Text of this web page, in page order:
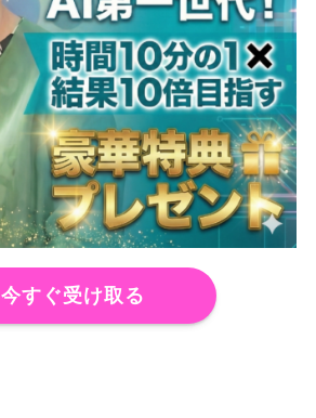
今すぐ受け取る